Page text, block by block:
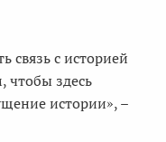
связь с историей
чтобы здесь
истории», –